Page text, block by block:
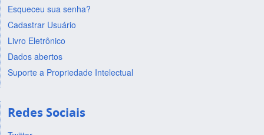
Esqueceu sua senha?
Cadastrar Usuário
Livro Eletrônico
Dados abertos
Suporte a Propriedade Intelectual
Redes Sociais